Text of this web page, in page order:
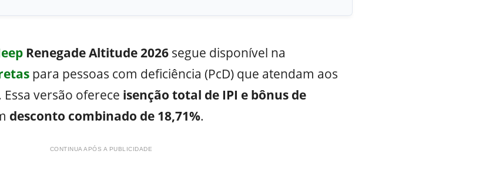
Renegade Altitude 2026segue disponível na
para pessoas com deficiência (PcD) que atendam aos
Essa versão oferece isenção total de IPI e bônus de
desconto combinado de 18,71%.
CONTINUA APÓS A PUBLICIDADE